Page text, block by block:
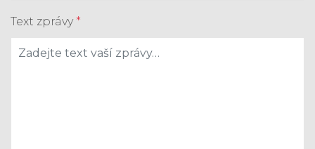
Text zprávy *